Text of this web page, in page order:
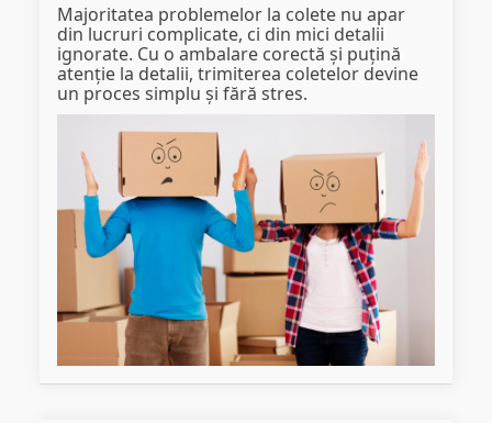
Majoritatea problemelor la colete nu apar
din lucruri complicate, ci din mici detalii
ignorate. Cu o ambalare corectă și puțină
atenție la detalii, trimiterea coletelor devine
un proces simplu și fără stres.